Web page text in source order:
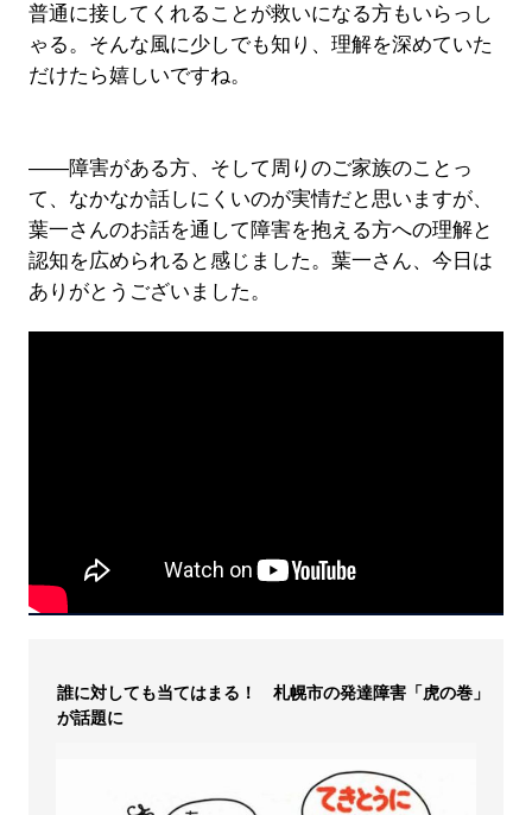
普通に接してくれることが救いになる方もいらっし
ゃる。そんな風に少しでも知り、理解を深めていた
だけたら嬉しいですね。
――障害がある方、そして周りのご家族のことっ
て、なかなか話しにくいのが実情だと思いますが、
葉一さんのお話を通して障害を抱える方への理解と
認知を広められると感じました。葉一さん、今日は
ありがとうございました。
誰に対しても当てはまる！ 札幌市の発達障害「虎の巻」
が話題に